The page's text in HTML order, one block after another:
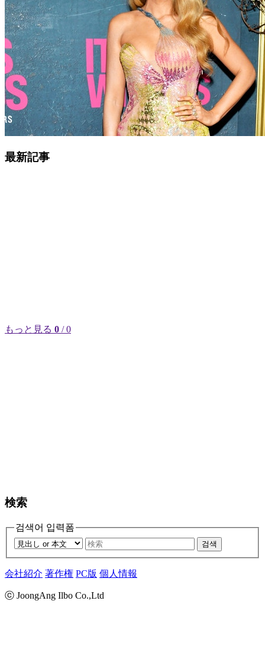
最新記事
もっと見る 0 / 0
検索
검색어 입력폼
검색
会社紹介 著作権 PC版 個人情報
ⓒ JoongAng Ilbo Co.,Ltd